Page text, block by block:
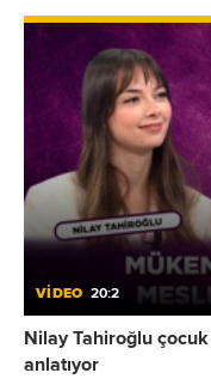
VİDEO 20:2
Nilay Tahiroğlu
anlatıyor